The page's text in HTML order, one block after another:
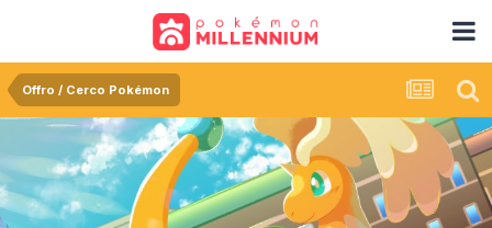
Offro / Cerco Pokémon